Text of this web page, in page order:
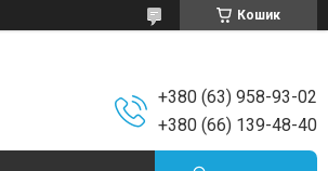
Кошик
+380 (63) 958-93-02
+380 (66) 139-48-40